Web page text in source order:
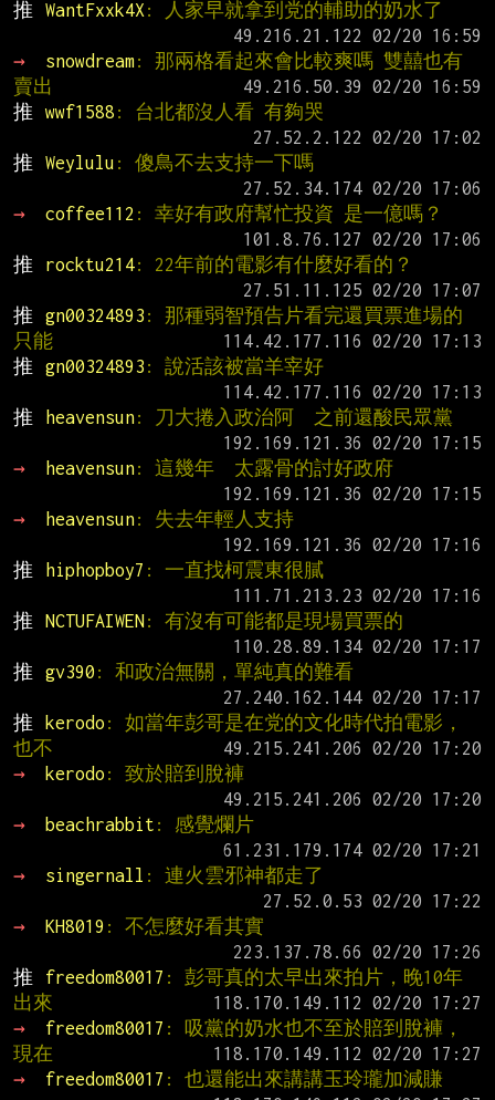
推 WantFxxk4X : 人家早就拿到党的輔助的奶水了
→
snowdream: 那兩格看起來會比較爽嗎 雙囍也有
賣出
推
wwf1588 : 台北都沒人看 有夠哭
推
Weylulu : 傻鳥不去支持一下嗎
→
coffee112 : 幸好有政府幫忙投資 是一億嗎？
推
rocktu214: 22年前的電影有什麼好看的？
推
gn00324893 : 那種弱智預告片看完還買票進場的
只能
推
gn00324893 : 說活該被當羊宰好
推
heavensun: 刀大捲入政治阿  之前還酸民眾黨
→
heavensun: 這幾年  太露骨的討好政府
→
heavensun: 失去年輕人支持
推
hiphopboy7 : 一直找柯震東很膩
推
NCTUFAIWEN: 有沒有可能都是現場買票的
推
gv390 : 和政治無關，單純真的難看
推
kerodo : 如當年彭哥是在党的文化時代拍電影，
也不
→
kerodo : 致於賠到脫褲
→
beachrabbit : 感覺爛片
→
singernall : 連火雲邪神都走了
→
KH8019 : 不怎麼好看其實
推
freedom80017 : 彭哥真的太早出來拍片，晚10年
出來
→
freedom80017 : 吸黨的奶水也不至於賠到脫褲，
現在
→
freedom80017 : 也還能出來講講玉玲瓏加減賺